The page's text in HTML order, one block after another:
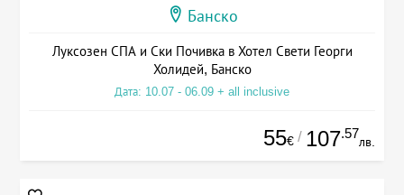
Банско
Луксозен СПА и Ски Почивка в Хотел Свети Георги
Холидей, Банско
Дата: 10.07 - 06.09 + all inclusive
55€ / 107.57
лв.